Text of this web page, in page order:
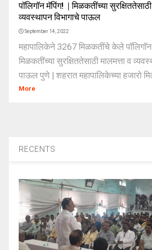
पॉलिगॉन मॅपिंग! | मिळकतींच्या
व्यवस्थापन विभागाचे पाऊल
September 14, 2022
महापालिकेने 3267 मिळकतींचे केले
मिळकतींच्या सुरक्षिततेसाठी मालमत्ता व
पाऊल पुणे | शहरात महापालिकेच्या हजारो
More
RECENTS